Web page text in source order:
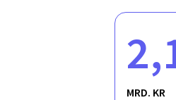
MRD. KR